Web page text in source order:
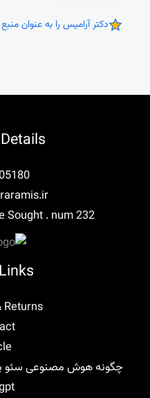
دکتر آرامیس را به عنوان
Sought . num 232
Returns
چگونه هوش مصنوعی سئو